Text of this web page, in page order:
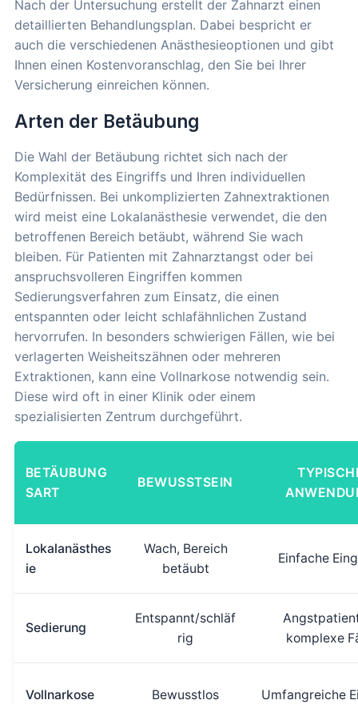
Nach der Untersuchung erstellt der Zahnarzt einen
detaillierten Behandlungsplan. Dabei bespricht er
auch die verschiedenen Anästhesieoptionen und gibt
Ihnen einen Kostenvoranschlag, den Sie bei Ihrer
Versicherung einreichen können.
Arten der Betäubung
Die Wahl der Betäubung richtet sich nach der
Komplexität des Eingriffs und Ihren individuellen
Bedürfnissen. Bei unkomplizierten Zahnextraktionen
wird meist eine Lokalanästhesie verwendet, die den
betroffenen Bereich betäubt, während Sie wach
bleiben. Für Patienten mit Zahnarztangst oder bei
anspruchsvolleren Eingriffen kommen
Sedierungsverfahren zum Einsatz, die einen
entspannten oder leicht schlafähnlichen Zustand
hervorrufen. In besonders schwierigen Fällen, wie bei
verlagerten Weisheitszähnen oder mehreren
Extraktionen, kann eine Vollnarkose notwendig sein.
Diese wird oft in einer Klinik oder einem
spezialisierten Zentrum durchgeführt.
BETÄUBUNG
SART
BEWUSSTSEIN
Lokalanästhes
ie
Wach, Bereich
betäubt
Einfache
Sedierung
Entspannt/schläf
rig
komplexe
Vollnarkose Bewusstlos Umfangreiche